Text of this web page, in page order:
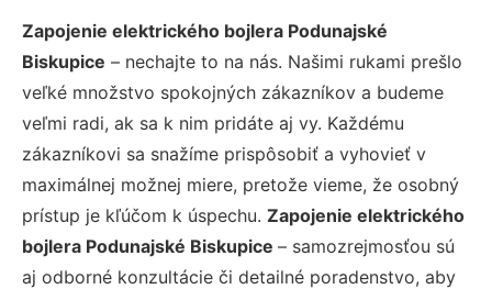
Zapojenie elektrického bojlera Podunajské
Biskupice – nechajte to na nás. Našimi rukami prešlo
veľké množstvo spokojných zákazníkov a budeme
veľmi radi, ak sa k nim pridáte aj vy. Každému
zákazníkovi sa snažíme prispôsobiť a vyhovieť v
maximálnej možnej miere, pretože vieme, že osobný
prístup je kľúčom k úspechu. Zapojenie elektrického
bojlera Podunajské Biskupice – samozrejmosťou sú
aj odborné konzultácie či detailné poradenstvo, aby